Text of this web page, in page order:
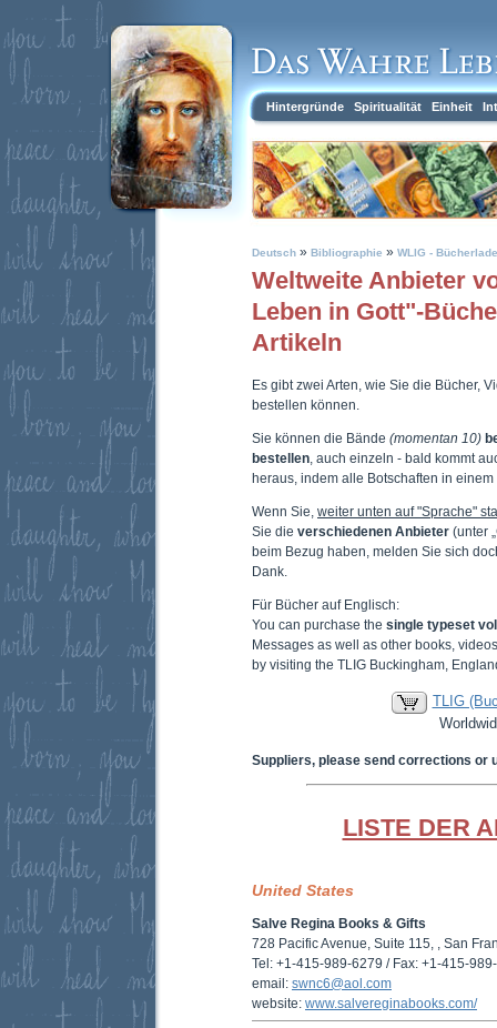
Hintergründe Spiritualität Einheit
Deutsch » Bibliographie » WLIG -
Weltweite Anbieter
Leben in Gott"-
Artikeln
Es gibt zwei Arten, wie Sie die Bücher,
bestellen können.
Sie können die Bände (momentan 10)
bestellen , auch einzeln - bald kommt
heraus, indem alle Botschaften in
Wenn Sie, weiter unten auf "Sprache"
Sie die verschiedenen Anbieter (unter
beim Bezug haben, melden Sie sich
Dank.
Für Bücher auf Englisch:
You can purchase the single typeset
Messages as well as other books,
by visiting the TLIG Buckingham,
TLIG
Suppliers, please send corrections or
LISTE DER
United States
Salve Regina Books & Gifts
728 Pacific Avenue, Suite 115, , San
Tel: +1-415-989-6279 / Fax: +1-415-
email: swnc6@aol.com
website: www.salvereginabooks.com/